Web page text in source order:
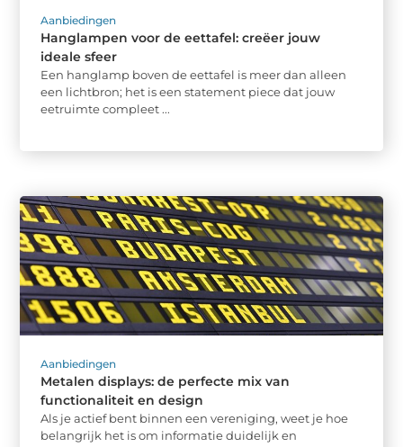
Aanbiedingen
Hanglampen voor de eettafel: creëer jouw
ideale sfeer
Een hanglamp boven de eettafel is meer dan alleen
een lichtbron; het is een statement piece dat jouw
eetruimte compleet ...
Aanbiedingen
Metalen displays: de perfecte mix van
functionaliteit en design
Als je actief bent binnen een vereniging, weet je hoe
belangrijk het is om informatie duidelijk en